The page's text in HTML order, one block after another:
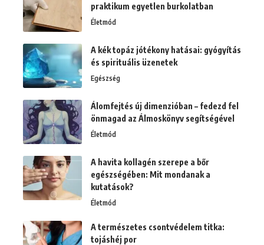
praktikum egyetlen burkolatban
Életmód
A kék topáz jótékony hatásai: gyógyítás
és spirituális üzenetek
Egészség
Álomfejtés új dimenzióban – fedezd fel
önmagad az Álmoskönyv segítségével
Életmód
A havita kollagén szerepe a bőr
egészségében: Mit mondanak a
kutatások?
Életmód
A természetes csontvédelem titka:
tojáshéj por